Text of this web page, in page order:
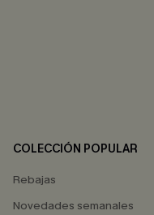
COLECCIÓN POPULAR
Rebajas
Novedades semanales